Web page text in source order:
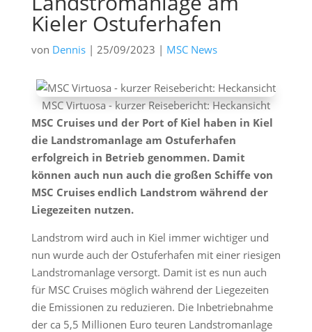
Kieler Ostuferhafen
von Dennis| 25/09/2023 | MSC News
MSC Virtuosa - kurzer Reisebericht: Heckansicht
MSC Cruises und der Port of Kiel haben in Kiel
die Landstromanlage am Ostuferhafen
erfolgreich in Betrieb genommen. Damit
können auch nun auch die großen Schiffe von
MSC Cruises endlich Landstrom während der
Liegezeiten nutzen.
Landstrom wird auch in Kiel immer wichtiger und
nun wurde auch der Ostuferhafen mit einer riesigen
Landstromanlage versorgt. Damit ist es nun auch
für MSC Cruises möglich während der Liegezeiten
die Emissionen zu reduzieren. Die Inbetriebnahme
der ca 5,5 Millionen Euro teuren Landstromanlage